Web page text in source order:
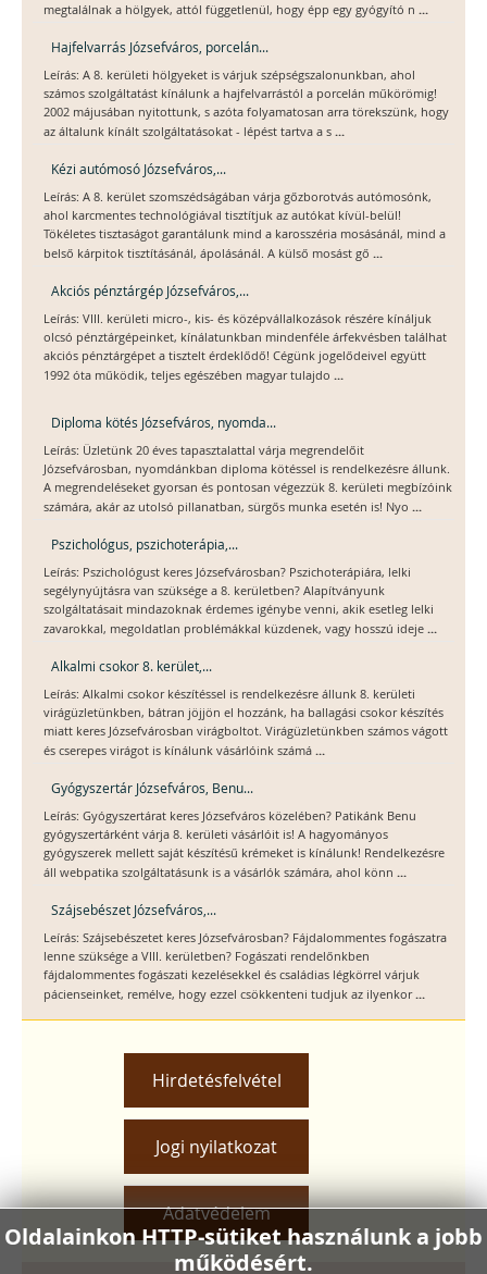
megtalálnak a hölgyek, attól függetlenül, hogy épp egy gyógyító n ...
Hajfelvarrás Józsefváros, porcelán...
Leírás: A 8. kerületi hölgyeket is várjuk szépségszalonunkban, ahol
számos szolgáltatást kínálunk a hajfelvarrástól a porcelán műkörömig!
2002 májusában nyitottunk, s azóta folyamatosan arra törekszünk, hogy
az általunk kínált szolgáltatásokat - lépést tartva a s ...
Kézi autómosó Józsefváros,...
Leírás: A 8. kerület szomszédságában várja gőzborotvás autómosónk,
ahol karcmentes technológiával tisztítjuk az autókat kívül-belül!
Tökéletes tisztaságot garantálunk mind a karosszéria mosásánál, mind a
belső kárpitok tisztításánál, ápolásánál. A külső mosást gő ...
Akciós pénztárgép Józsefváros,...
Leírás: VIII. kerületi micro-, kis- és középvállalkozások részére kínáljuk
olcsó pénztárgépeinket, kínálatunkban mindenféle árfekvésben találhat
akciós pénztárgépet a tisztelt érdeklődő! Cégünk jogelődeivel együtt
1992 óta működik, teljes egészében magyar tulajdo ...
Diploma kötés Józsefváros, nyomda...
Leírás: Üzletünk 20 éves tapasztalattal várja megrendelőit
Józsefvárosban, nyomdánkban diploma kötéssel is rendelkezésre állunk.
A megrendeléseket gyorsan és pontosan végezzük 8. kerületi megbízóink
számára, akár az utolsó pillanatban, sürgős munka esetén is! Nyo ...
Pszichológus, pszichoterápia,...
Leírás: Pszichológust keres Józsefvárosban? Pszichoterápiára, lelki
segélynyújtásra van szüksége a 8. kerületben? Alapítványunk
szolgáltatásait mindazoknak érdemes igénybe venni, akik esetleg lelki
zavarokkal, megoldatlan problémákkal küzdenek, vagy hosszú ideje ...
Alkalmi csokor 8. kerület,...
Leírás: Alkalmi csokor készítéssel is rendelkezésre állunk 8. kerületi
virágüzletünkben, bátran jöjjön el hozzánk, ha ballagási csokor készítés
miatt keres Józsefvárosban virágboltot. Virágüzletünkben számos vágott
és cserepes virágot is kínálunk vásárlóink számá ...
Gyógyszertár Józsefváros, Benu...
Leírás: Gyógyszertárat keres Józsefváros közelében? Patikánk Benu
gyógyszertárként várja 8. kerületi vásárlóit is! A hagyományos
gyógyszerek mellett saját készítésű krémeket is kínálunk! Rendelkezésre
áll webpatika szolgáltatásunk is a vásárlók számára, ahol könn ...
Szájsebészet Józsefváros,...
Leírás: Szájsebészetet keres Józsefvárosban? Fájdalommentes fogászatra
lenne szüksége a VIII. kerületben? Fogászati rendelőnkben
fájdalommentes fogászati kezelésekkel és családias légkörrel várjuk
pácienseinket, remélve, hogy ezzel csökkenteni tudjuk az ilyenkor...
Hirdetésfelvétel
Jogi nyilatkozat
Adatvédelem
Oldalainkon HTTP-sütiket használunk a jobb
működésért.